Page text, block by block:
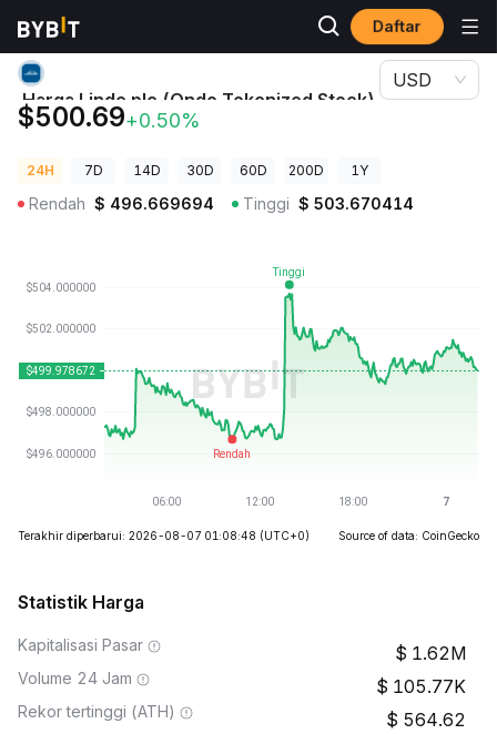
Daftar
Harga Kripto Harga Linde plc (Ondo Tokenized Stock) LINON
Harga Linde plc (Ondo Tokenized Stock)
LINON
$500.69+0.50%
USD
24H 7D 14D 30D 60D 200D 1Y
Rendah $ 496.669694 Tinggi $ 503.670414
Terakhir diperbarui: 2026-08-07 01:08:48 (UTC+0) Source of data: CoinGecko
Statistik Harga
Kapitalisasi Pasar 1.62M
Volume 24 Jam 105.77K
Rekor tertinggi (ATH) 564.62